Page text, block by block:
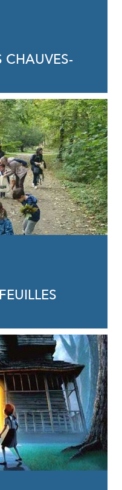
CHAUVES-